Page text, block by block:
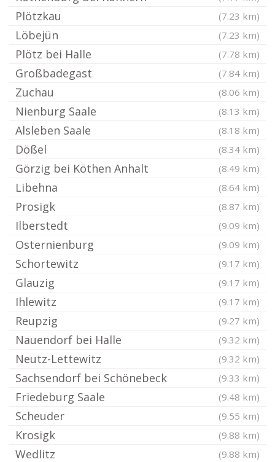
Plötzkau (7.23 km)
Löbejün (7.23 km)
Plötz bei Halle (7.78 km)
Großbadegast (7.84 km)
Zuchau (8.06 km)
Nienburg Saale (8.13 km)
Alsleben Saale (8.18 km)
Dößel (8.34 km)
Görzig bei Köthen Anhalt (8.49 km)
Libehna (8.64 km)
Prosigk (8.87 km)
Ilberstedt (9.09 km)
Osternienburg (9.09 km)
Schortewitz (9.17 km)
Glauzig (9.17 km)
Ihlewitz (9.17 km)
Reupzig (9.27 km)
Nauendorf bei Halle (9.32 km)
Neutz-Lettewitz (9.32 km)
Sachsendorf bei Schönebeck (9.33 km)
Friedeburg Saale (9.48 km)
Scheuder (9.55 km)
Krosigk (9.88 km)
Wedlitz (9.88 km)